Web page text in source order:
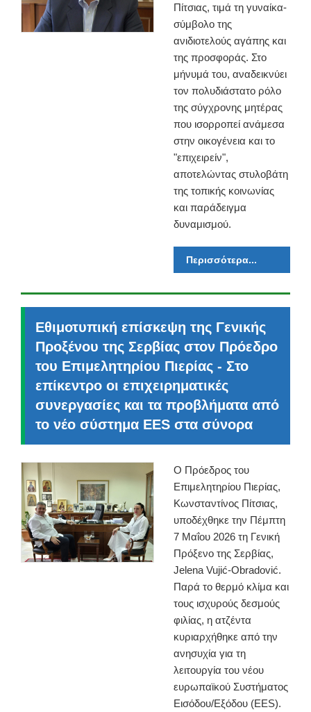
Πίτσιας, τιμά τη γυναίκα-
σύμβολο της
ανιδιοτελούς αγάπης και
της προσφοράς. Στο
μήνυμά του, αναδεικνύει
τον πολυδιάστατο ρόλο
της σύγχρονης μητέρας
που ισορροπεί ανάμεσα
στην οικογένεια και το
"επιχειρείν",
αποτελώντας στυλοβάτη
της τοπικής κοινωνίας
και παράδειγμα
δυναμισμού.
Περισσότερα...
Εθιμοτυπική επίσκεψη της Γενικής
Προξένου της Σερβίας στον Πρόεδρο
του Επιμελητηρίου Πιερίας - Στο
επίκεντρο οι επιχειρηματικές
συνεργασίες και τα προβλήματα από
το νέο σύστημα EES στα σύνορα
Ο Πρόεδρος του
Επιμελητηρίου Πιερίας,
Κωνσταντίνος Πίτσιας,
υποδέχθηκε την Πέμπτη
7 Μαΐου 2026 τη Γενική
Πρόξενο της Σερβίας,
Jelena Vujić-Obradović.
Παρά το θερμό κλίμα και
τους ισχυρούς δεσμούς
φιλίας, η ατζέντα
κυριαρχήθηκε από την
ανησυχία για τη
λειτουργία του νέου
ευρωπαϊκού Συστήματος
Εισόδου/Εξόδου (EES).